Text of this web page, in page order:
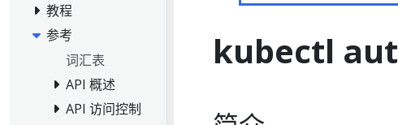
教程
参考
词汇表
API 概述
API 访问控制
kubectl